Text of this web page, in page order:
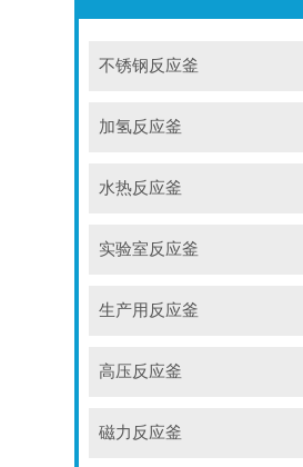
不锈钢反应釜
加氢反应釜
水热反应釜
实验室反应釜
生产用反应釜
高压反应釜
磁力反应釜